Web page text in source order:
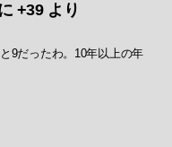
+39より
9だったわ。10年以上の年